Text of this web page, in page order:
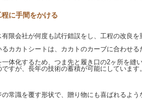
に手間をかける
限会社が何度も試行錯誤をし、工程の改良
カカトシートは、カカトのカーブに合わせ
体化するため、つま先と履き口の2ヶ所を縫
すが、長年の技術の蓄積が可能にしています
常識を覆す形状で、贈り物にも喜ばれるよ